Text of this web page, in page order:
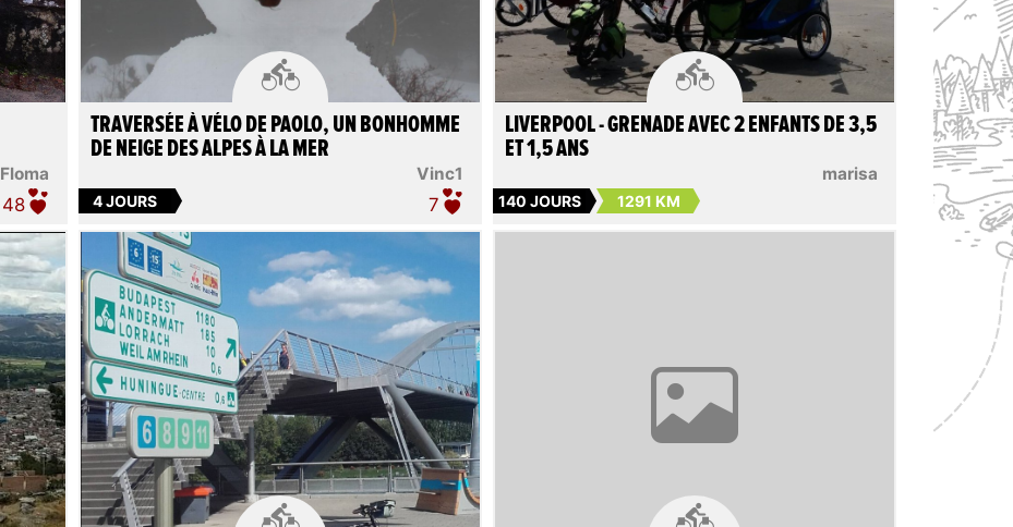
Floma
48

Vinc1
TRAVERSÉE À VÉLO DE PAOLO, UN BONHOMME
DE NEIGE DES ALPES À LA MER
4 JOURS 7

marisa
LIVERPOOL - GRENADE AVEC 2 ENFANTS DE 3,5
ET 1,5 ANS
140 JOURS 1291 KM
 